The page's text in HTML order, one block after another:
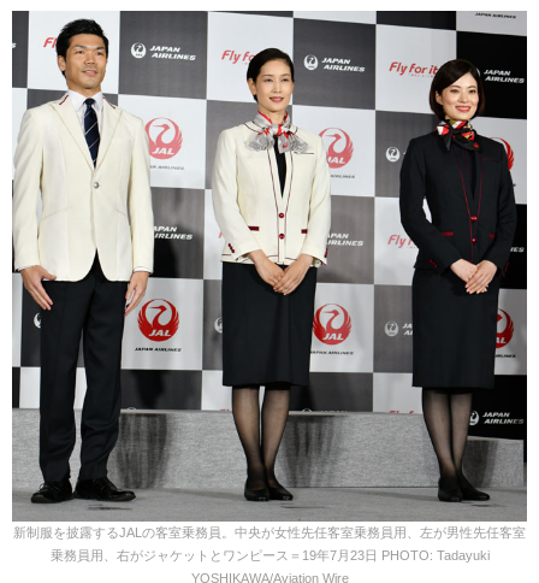
新制服を披露するJALの客室乗務員。中央が女性先任客室乗務員用、左が男性先任客室
乗務員用、右がジャケットとワンピース＝19年7月23日 PHOTO: Tadayuki
YOSHIKAWA/Aviation Wire